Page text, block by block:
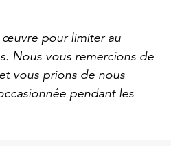
pour limiter au
Nous vous remercions de
vous prions de nous
pendant les